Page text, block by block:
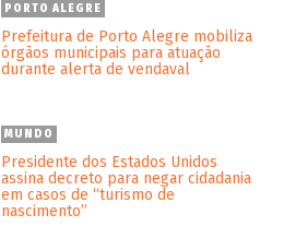
PORTO ALEGRE
Prefeitura de Porto Alegre mobiliza
órgãos municipais para atuação
durante alerta de vendaval
MUNDO
Presidente dos Estados Unidos
assina decreto para negar cidadania
em casos de “turismo de
nascimento”